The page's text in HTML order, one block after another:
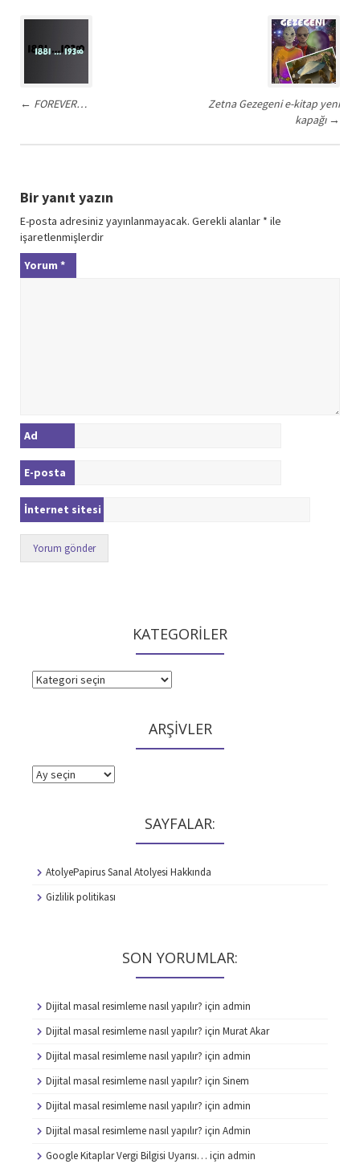
← FOREVER…
Zetna Gezegeni e-kitap yeni
kapağı →
Bir yanıt yazın
E-posta adresiniz yayınlanmayacak. Gerekli alanlar * ile
işaretlenmişlerdir
Yorum *
Ad
E-posta
İnternet sitesi
KATEGORİLER
KATEGORİLER
ARŞİVLER
ARŞİVLER
SAYFALAR:
AtolyePapirus Sanal Atolyesi Hakkında
Gizlilik politikası
SON YORUMLAR:
Dijital masal resimleme nasıl yapılır? için admin
Dijital masal resimleme nasıl yapılır? için Murat Akar
Dijital masal resimleme nasıl yapılır? için admin
Dijital masal resimleme nasıl yapılır? için Sinem
Dijital masal resimleme nasıl yapılır? için admin
Dijital masal resimleme nasıl yapılır? için Admin
Google Kitaplar Vergi Bilgisi Uyarısı… için admin